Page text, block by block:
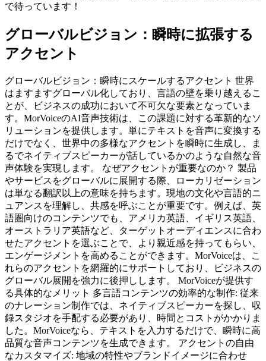
で待っています！
グローバルビジョン：瞬時に拡張する
アクセント
グローバルビジョン：瞬時にスケールするアクセント 世界
はますますグローバル化しており、言語の壁を乗り越えるこ
とが、ビジネスの成功において不可欠な要素となっていま
す。MorVoiceのAI音声技術は、この課題に対する革新的なソ
リューションを提供します。単にテキストを音声に変換する
だけでなく、世界中の多様なアクセントを瞬時に生成し、ま
るでネイティブスピーカーが話しているかのような自然な音
声体験を実現します。 なぜアクセントが重要なのか？ 製品
やサービスをグローバルに展開する際、ローカリゼーション
は単なる翻訳以上の意味を持ちます。現地の文化や言語的ニ
ュアンスを理解し、共感を呼ぶことが重要です。例えば、英
語圏向けのコンテンツでも、アメリカ英語、イギリス英語、
オーストラリア英語など、ターゲットオーディエンスに合わ
せたアクセントを選ぶことで、より親近感を持ってもらい、
エンゲージメントを高めることができます。MorVoiceは、こ
れらのアクセントを網羅的にサポートしており、ビジネスの
グローバル展開を強力に後押しします。 MorVoiceが提供す
る具体的なメリット 多言語コンテンツの効率的な制作: 従来
のナレーション制作では、ネイティブスピーカーを探し、収
録スタジオを手配する必要があり、時間とコストがかかりま
した。MorVoiceなら、テキストを入力するだけで、瞬時に高
品質な音声コンテンツを生成できます。 アクセントの自由
なカスタマイズ: 地域の特性やブランドイメージに合わせ